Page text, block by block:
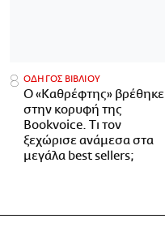
ΟΔΗΓΟΣ ΒΙΒΛΙΟΥ
Ο «Καθρέφτης» βρέθηκε
στην κορυφή της
Bookvoice. Τι τον
ξεχώρισε ανάμεσα στα
μεγάλα best sellers;